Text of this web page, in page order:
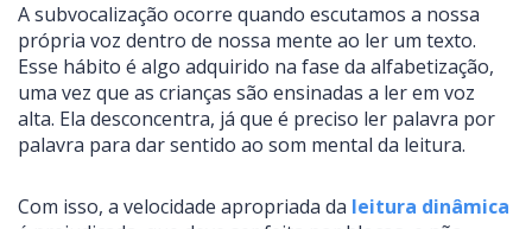
A subvocalização ocorre quando escutamos a nossa
própria voz dentro de nossa mente ao ler um texto.
Esse hábito é algo adquirido na fase da alfabetização,
uma vez que as crianças são ensinadas a ler em voz
alta. Ela desconcentra, já que é preciso ler palavra por
palavra para dar sentido ao som mental da leitura.
Com isso, a velocidade apropriada da leitura dinâmica